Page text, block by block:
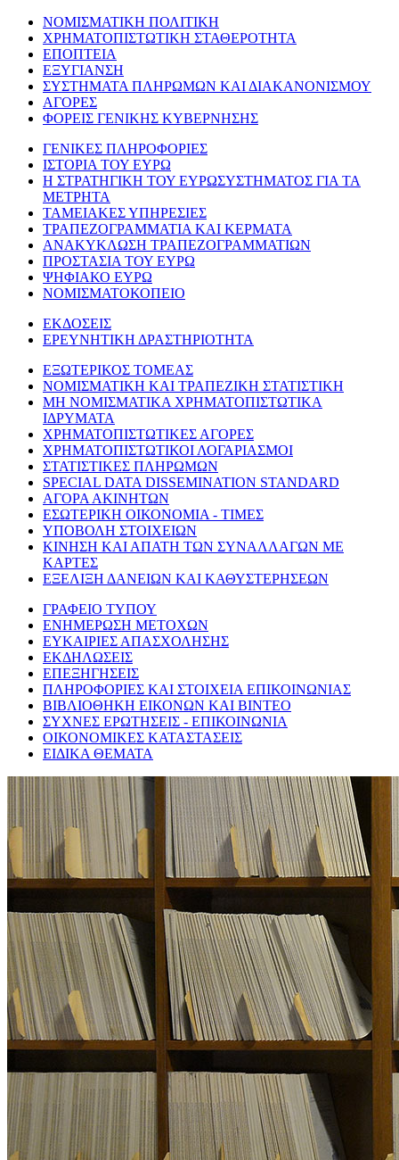
ΝΟΜΙΣΜΑΤΙΚΗ ΠΟΛΙΤΙΚΗ
ΧΡΗΜΑΤΟΠΙΣΤΩΤΙΚΗ ΣΤΑΘΕΡΟΤΗΤΑ
ΕΠΟΠΤΕΙΑ
ΕΞΥΓΙΑΝΣΗ
ΣΥΣΤΗΜΑΤΑ ΠΛΗΡΩΜΩΝ ΚΑΙ ΔΙΑΚΑΝΟΝΙΣΜΟΥ
ΑΓΟΡΕΣ
ΦΟΡΕΙΣ ΓΕΝΙΚΗΣ ΚΥΒΕΡΝΗΣΗΣ
ΓΕΝΙΚΕΣ ΠΛΗΡΟΦΟΡΙΕΣ
ΙΣΤΟΡΙΑ ΤΟΥ ΕΥΡΩ
Η ΣΤΡΑΤΗΓΙΚΗ ΤΟΥ ΕΥΡΩΣΥΣΤΗΜΑΤΟΣ ΓΙΑ ΤΑ
ΜΕΤΡΗΤΑ
ΤΑΜΕΙΑΚΕΣ ΥΠΗΡΕΣΙΕΣ
ΤΡΑΠΕΖΟΓΡΑΜΜΑΤΙΑ ΚΑΙ ΚΕΡΜΑΤΑ
ΑΝΑΚΥΚΛΩΣΗ ΤΡΑΠΕΖΟΓΡΑΜΜΑΤΙΩΝ
ΠΡΟΣΤΑΣΙΑ ΤΟΥ ΕΥΡΩ
ΨΗΦΙΑΚΟ ΕΥΡΩ
ΝΟΜΙΣΜΑΤΟΚΟΠΕΙΟ
ΕΚΔΟΣΕΙΣ
ΕΡΕΥΝΗΤΙΚΗ ΔΡΑΣΤΗΡΙΟΤΗΤΑ
ΕΞΩΤΕΡΙΚΟΣ ΤΟΜΕΑΣ
ΝΟΜΙΣΜΑΤΙΚΗ ΚΑΙ ΤΡΑΠΕΖΙΚΗ ΣΤΑΤΙΣΤΙΚΗ
ΜΗ ΝΟΜΙΣΜΑΤΙΚΑ ΧΡΗΜΑΤΟΠΙΣΤΩΤΙΚΑ
ΙΔΡΥΜΑΤΑ
ΧΡΗΜΑΤΟΠΙΣΤΩΤΙΚΕΣ ΑΓΟΡΕΣ
ΧΡΗΜΑΤΟΠΙΣΤΩΤΙΚΟΙ ΛΟΓΑΡΙΑΣΜΟΙ
ΣΤΑΤΙΣΤΙΚΕΣ ΠΛΗΡΩΜΩΝ
SPECIAL DATA DISSEMINATION STANDARD
ΑΓΟΡΑ ΑΚΙΝΗΤΩΝ
ΕΣΩΤΕΡΙΚΗ ΟΙΚΟΝΟΜΙΑ - ΤΙΜΕΣ
ΥΠΟΒΟΛΗ ΣΤΟΙΧΕΙΩΝ
ΚΙΝΗΣΗ ΚΑΙ ΑΠΑΤΗ ΤΩΝ ΣΥΝΑΛΛΑΓΩΝ ΜΕ
ΚΑΡΤΕΣ
ΕΞΕΛΙΞΗ ΔΑΝΕΙΩΝ ΚΑΙ ΚΑΘΥΣΤΕΡΗΣΕΩΝ
ΓΡΑΦΕΙΟ ΤΥΠΟΥ
ΕΝΗΜΕΡΩΣΗ ΜΕΤΟΧΩΝ
ΕΥΚΑΙΡΙΕΣ ΑΠΑΣΧΟΛΗΣΗΣ
ΕΚΔΗΛΩΣΕΙΣ
ΕΠΕΞΗΓΗΣΕΙΣ
ΠΛΗΡΟΦΟΡΙΕΣ ΚΑΙ ΣΤΟΙΧΕΙΑ ΕΠΙΚΟΙΝΩΝΙΑΣ
ΒΙΒΛΙΟΘΗΚΗ ΕΙΚΟΝΩΝ ΚΑΙ ΒΙΝΤΕΟ
ΣΥΧΝΕΣ ΕΡΩΤΗΣΕΙΣ - ΕΠΙΚΟΙΝΩΝΙΑ
ΟΙΚΟΝΟΜΙΚΕΣ ΚΑΤΑΣΤΑΣΕΙΣ
ΕΙΔΙΚΑ ΘΕΜΑΤΑ